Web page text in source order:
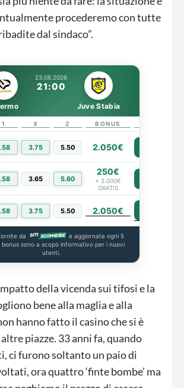
procederemo con tutte
dal sindaco”.
23.08.2026
21:00
Juve Stabia
1 X 2 BONUS
3.75 5.50 2.050€
3.65 5.60
250€
+ 2.000€
GRATIS
3.75 5.50 2.050€
da
e aggiornate ogni 5
bonus sono a scopo informativo per i nuovi
utenti.
della vicenda sui tifosi e la
bene alla maglia e alla
hanno fatto il casino che si è
piazze. 33 anni fa, quando
ci furono soltanto un paio di
ora quattro ‘finte bombe’ ma